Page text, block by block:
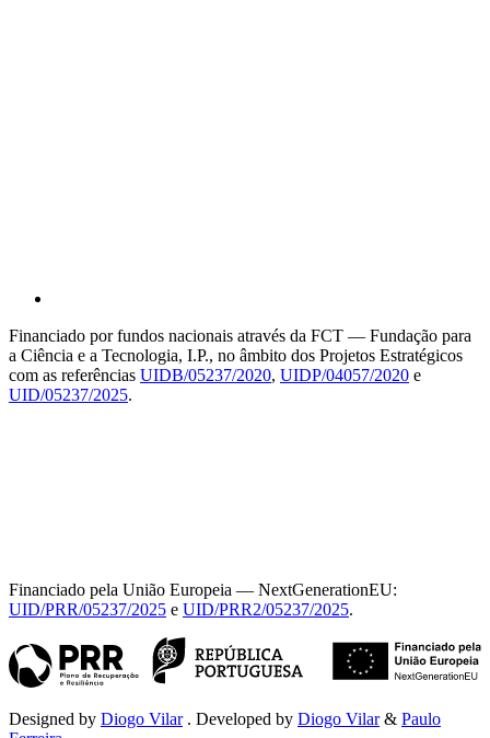
Financiado por fundos nacionais através da FCT — Fundação para
a Ciência e a Tecnologia, I.P., no âmbito dos Projetos Estratégicos
com as referências UIDB/05237/2020, UIDP/04057/2020 e
UID/05237/2025.
Financiado pela União Europeia — NextGenerationEU:
UID/PRR/05237/2025 e UID/PRR2/05237/2025.
Designed by Diogo Vilar . Developed by Diogo Vilar & Paulo